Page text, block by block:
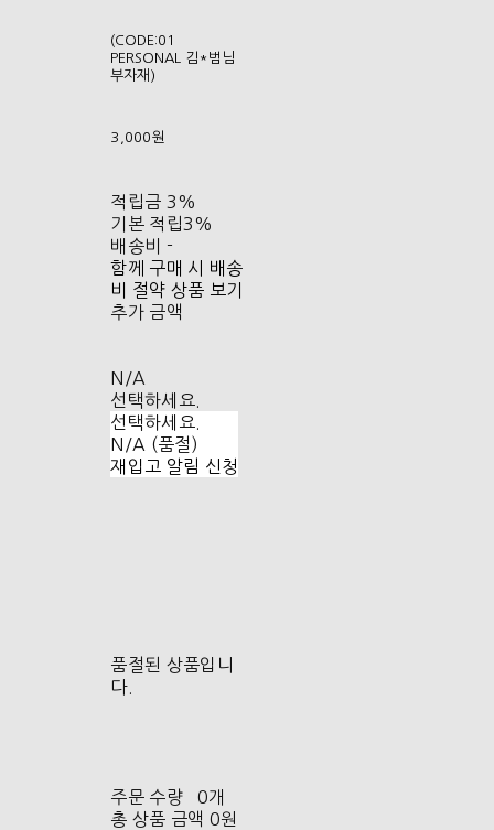
(CODE:01
PERSONAL 김*범님
부자재)
3,000원
적립금 3%
기본 적립3%
배송비 -
함께 구매 시 배송
비 절약 상품 보기
추가 금액
N/A
선택하세요.
선택하세요.
N/A (품절)
재입고 알림 신청
품절된 상품입니
다.
주문 수량
0개
총 상품 금액 0원